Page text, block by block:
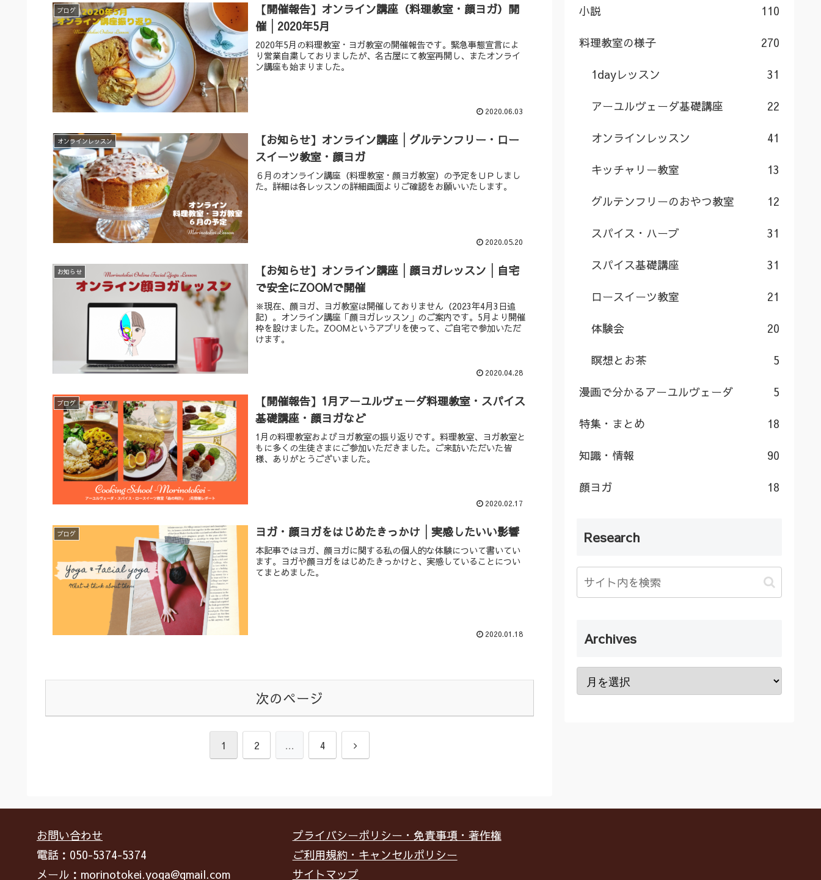
ブログ
【開催報告】オンライン講座（料理教室・顔ヨガ）開
催│2020年5月
2020年5月の料理教室・ヨガ教室の開催報告です。緊急事態宣言によ
り営業自粛しておりましたが、名古屋にて教室再開し、またオンライ
ン講座も始まりました。
2020.06.03
オンラインレッスン
【お知らせ】オンライン講座│グルテンフリー・ロー
スイーツ教室・顔ヨガ
６月のオンライン講座（料理教室・顔ヨガ教室）の予定をＵＰしまし
た。詳細は各レッスンの詳細画面よりご確認をお願いいたします。
2020.05.20
お知らせ
【お知らせ】オンライン講座│顔ヨガレッスン│自宅
で安全にZOOMで開催
※現在、顔ヨガ、ヨガ教室は開催しておりません（2023年4月3日追
記）。オンライン講座「顔ヨガレッスン」のご案内です。5月より開催
枠を設けました。ZOOMというアプリを使って、ご自宅で参加いただ
けます。
2020.04.28
ブログ
【開催報告】1月アーユルヴェーダ料理教室・スパイス
基礎講座・顔ヨガなど
1月の料理教室およびヨガ教室の振り返りです。料理教室、ヨガ教室と
もに多くの生徒さまにご参加いただきました。ご来訪いただいた皆
様、ありがとうございました。
2020.02.17
ブログ ヨガ・顔ヨガをはじめたきっかけ│実感したいい影響
本記事ではヨガ、顔ヨガに関する私の個人的な体験について書いてい
ます。ヨガや顔ヨガをはじめたきっかけと、実感していることについ
てまとめました。
2020.01.18
次のページ
1 2 … 4
次
小説 110
料理教室の様子 270
1dayレッスン 31
アーユルヴェーダ基礎講座 22
オンラインレッスン 41
キッチャリー教室 13
グルテンフリーのおやつ教室 12
スパイス・ハーブ 31
スパイス基礎講座 31
ロースイーツ教室 21
体験会 20
瞑想とお茶 5
漫画で分かるアーユルヴェーダ 5
特集・まとめ 18
知識・情報 90
顔ヨガ 18
Research
Archives
お問い合わせ
電話：050-5374-5374
メール：morinotokei.yoga@gmail.com
プライバシーポリシー・免責事項・著作権
ご利用規約・キャンセルポリシー
サイトマップ